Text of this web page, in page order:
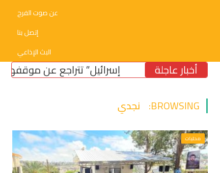
عن صوت الفرح
إتصل بنا
البث الإذاعي
أخبار عاجلة “إسرائيل” تتراجع عن موقفها من
BROWSING: نجدي
محليات